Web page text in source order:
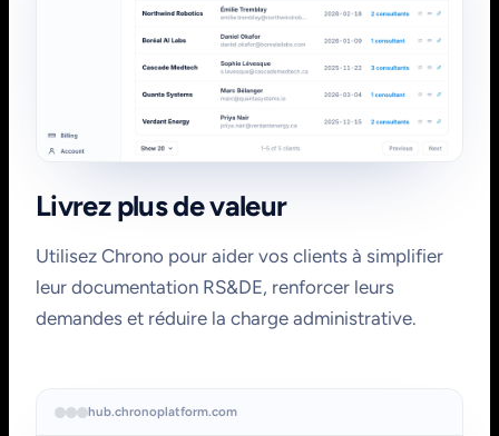
Livrez plus de valeur
Utilisez Chrono pour aider vos clients à simplifier
leur documentation RS&DE, renforcer leurs
demandes et réduire la charge administrative.
hub.chronoplatform.com